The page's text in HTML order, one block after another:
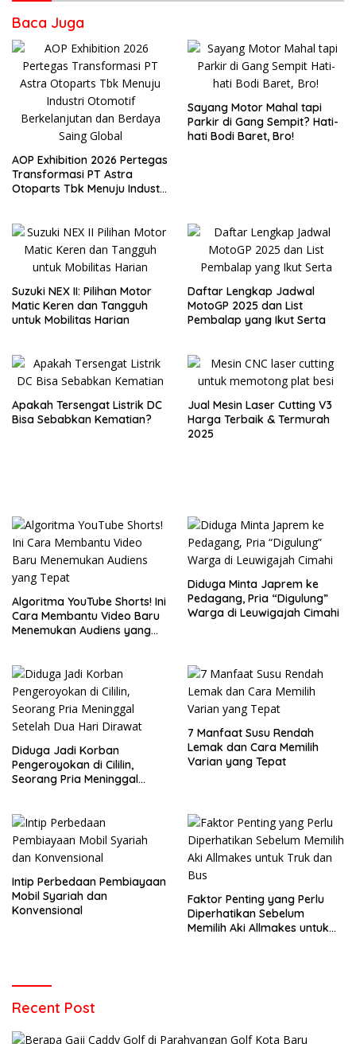
Baca Juga
AOP Exhibition 2026 Pertegas
Transformasi PT Astra
Otoparts Tbk Menuju Industri
Sayang Motor Mahal tapi
Parkir di Gang Sempit? Hati-
hati Bodi Baret, Bro!
Suzuki NEX II: Pilihan Motor
Matic Keren dan Tangguh
untuk Mobilitas Harian
Daftar Lengkap Jadwal
MotoGP 2025 dan List
Pembalap yang Ikut Serta
Apakah Tersengat Listrik DC
Bisa Sebabkan Kematian?
Jual Mesin Laser Cutting V3
Harga Terbaik & Termurah
2025
Algoritma YouTube Shorts! Ini
Cara Membantu Video Baru
Menemukan Audiens yang
Diduga Minta Japrem ke
Pedagang, Pria “Digulung”
Warga di Leuwigajah Cimahi
Diduga Jadi Korban
Pengeroyokan di Cililin,
Seorang Pria Meninggal
7 Manfaat Susu Rendah
Lemak dan Cara Memilih
Varian yang Tepat
Intip Perbedaan Pembiayaan
Mobil Syariah dan
Konvensional
Faktor Penting yang Perlu
Diperhatikan Sebelum
Memilih Aki Allmakes untuk
Recent Post